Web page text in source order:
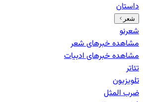
داستان
شعر
شعرنو
مشاهده خبرهایشعر
مشاهده خبرهایادبیات
تئاتر
تلویزیون
ضرب المثل